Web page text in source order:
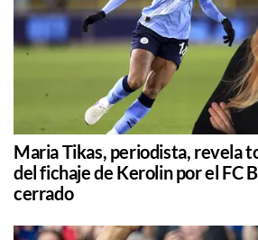
Maria Tikas, periodista, revela
del fichaje de Kerolin por el FC
cerrado